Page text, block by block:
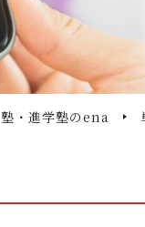
塾・進学塾のena